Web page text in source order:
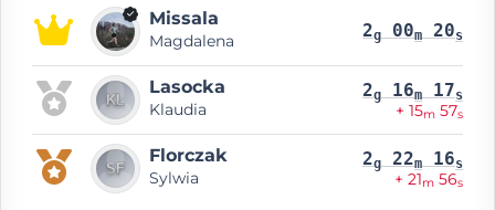
Missala
Magdalena 2g 00m 20s
Lasocka
Klaudia
2g 16m 17s
+ 15m 57s
Florczak
Sylwia
2g 22m 16s
+ 21m 56s